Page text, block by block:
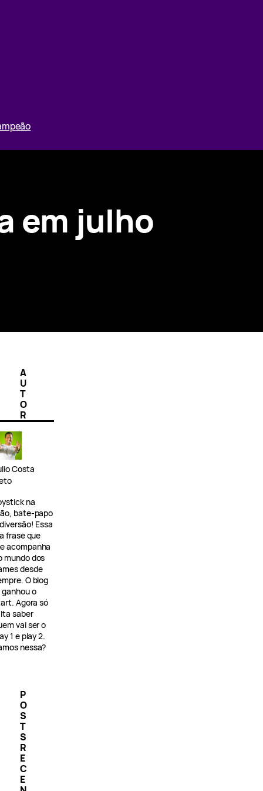
em julho
A
U
T
O
R
Costa
na
bate-papo
Essa
frase que
acompanha
mundo dos
desde
O blog
ganhou o
Agora só
saber
vai ser o
1 e play 2.
nessa?
P
O
S
T
S
R
E
C
E